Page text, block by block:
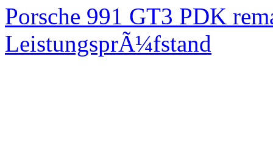
Porsche 991 GT3 PDK
LeistungsprÃ¼fstand